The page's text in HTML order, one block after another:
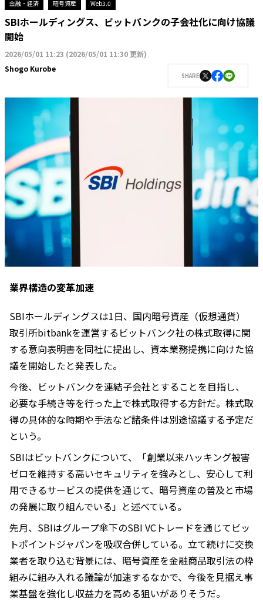
金融・経済 暗号資産 Web3.0
SBIホールディングス、ビットバンクの子会社化に向け協議
開始
2026/05/01 11:23 (2026/05/01 11:30 更新)
Shogo Kurobe
SHARE
業界構造の変革加速
SBIホールディングスは1日、国内暗号資産（仮想通貨）
取引所bitbankを運営するビットバンク社の株式取得に関
する意向表明書を同社に提出し、資本業務提携に向けた協
議を開始したと発表した。
今後、ビットバンクを連結子会社とすることを目指し、
必要な手続き等を行った上で株式取得する方針だ。株式取
得の具体的な時期や手法など諸条件は別途協議する予定だ
という。
SBIはビットバンクについて、「創業以来ハッキング被害
ゼロを維持する高いセキュリティを強みとし、安心して利
用できるサービスの提供を通じて、暗号資産の普及と市場
の発展に取り組んでいる」と述べている。
先月、SBIはグループ傘下のSBI VCトレードを通じてビッ
トポイントジャパンを吸収合併している。立て続けに交換
業者を取り込む背景には、暗号資産を金融商品取引法の枠
組みに組み入れる議論が加速するなかで、今後を見据え事
業基盤を強化し収益力を高める狙いがありそうだ。